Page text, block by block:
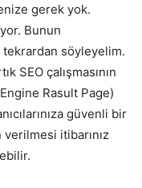
gerek yok.
Bunun
tekrardan söyleyelim.
SEO çalışmasının
Rasult Page)
güvenli bir
verilmesi itibarınız